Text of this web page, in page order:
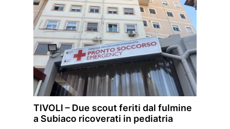
TIVOLI – Due scout feriti dal fulmine
a Subiaco ricoverati in pediatria